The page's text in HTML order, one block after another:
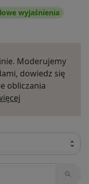
wyjaśnienia
Moderujemy
dowiedz się
obliczania